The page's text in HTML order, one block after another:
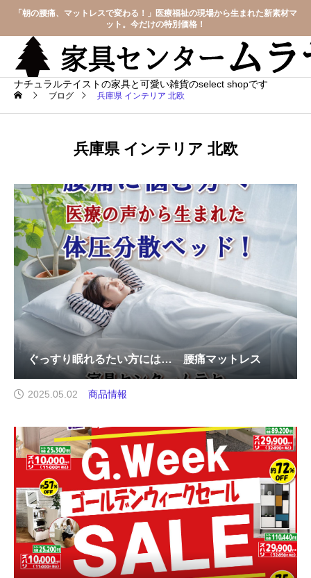
「朝の腰痛、マットレスで変わる！」医療福祉の現場から生まれた新素材マ
ット。今だけの特別価格！
ナチュラルテイストの家具と可愛い雑貨のselect shopです
ブログ 兵庫県 インテリア 北欧
兵庫県 インテリア 北欧
ぐっすり眠れるたい方には… 腰痛マットレス
2025.05.02 商品情報